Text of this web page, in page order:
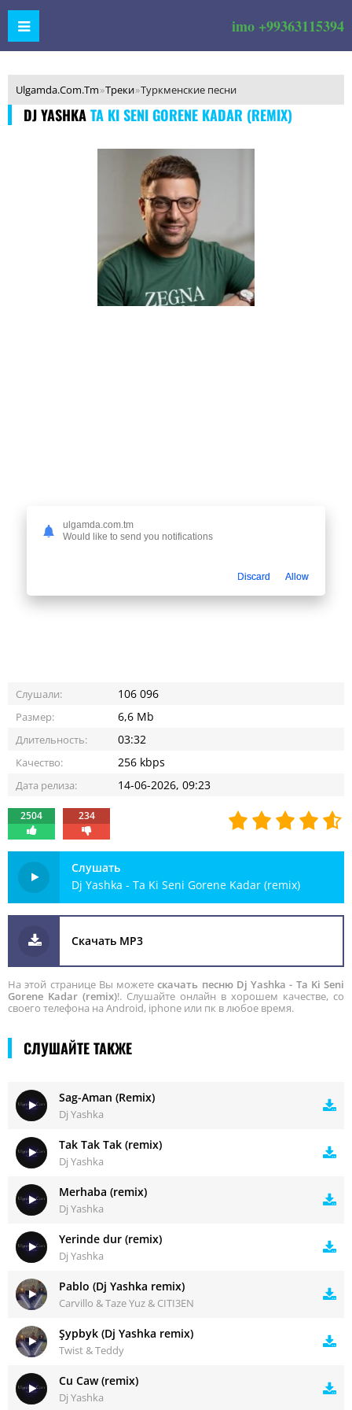
imo +99363115394
Ulgamda.Com.Tm»Треки»Туркменские песни
DJ YASHKATA KI SENI GORENE KADAR (REMIX)
Слушали: 106 096
Размер: 6,6 Mb
Длительность: 03:32
Качество: 256 kbps
Дата релиза: 14-06-2026, 09:23
2504 234
Слушать
Dj Yashka - Ta Ki Seni Gorene Kadar (remix)
Скачать MP3
На этой странице Вы можетескачать песню Dj Yashka - Ta Ki Seni
Gorene Kadar (remix)!. Слушайте онлайн в хорошем качестве, со
своего телефона на Android, iphone или пк в любое время.
СЛУШАЙТЕ ТАКЖЕ
Sag-Aman (Remix)
Dj Yashka
Tak Tak Tak (remix)
Dj Yashka
Merhaba (remix)
Dj Yashka
Yerinde dur (remix)
Dj Yashka
Pablo (Dj Yashka remix)
Carvillo & Taze Yuz & CITI3EN
Şypbyk (Dj Yashka remix)
Twist & Teddy
Cu Caw (remix)
Dj Yashka
ulgamda.com.tm
Would like to send you notifications
Discard Allow